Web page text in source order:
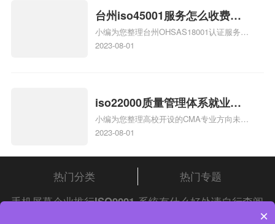
台州iso45001服务怎么收费，
台州iso45001认证服务怎么收
费
小编为您整理台州OHSAS18001认证服务中
心哪家收费便宜、台州ISO9000认证，哪个
标准是什么相关iso体系认证知识，详情可
查看下方正文！
2023-08-01
iso22000质量管理体系就业方
向，质量管理与认证就业方向
小编为您整理高校开设的CMA专业方向未来
就业前景及就业方向如何、cma就业方向有
和cma未来就业方向、大学生考完cma，就
哪些就业方向相关iso体系认证知识，详情
可查看下方正文！
2023-08-01
热门分类
热门专题
手机屏幕企业推行ISO9001 系统有什么好处请自行查阅
×